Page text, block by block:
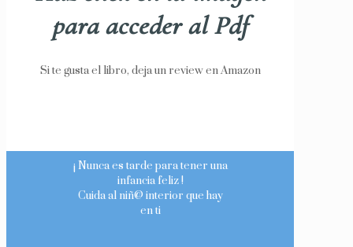
para acceder al Pdf
Si te gusta el libro, deja un review en Amazon
¡ Nunca es tarde para tener una
infancia feliz !
Cuida al niñ@ interior que hay
en ti